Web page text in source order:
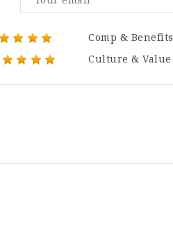
Comp & Benefits
Culture & Value